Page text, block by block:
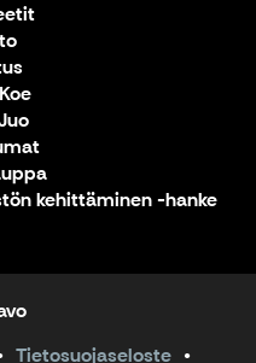
kehittäminen -hanke
Tietosuojaseloste